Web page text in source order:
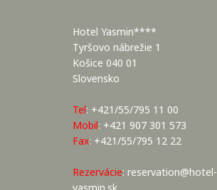
Hotel Yasmin****
Tyršovo nábrežie 1
Košice 040 01
Slovensko
Tel: +421/55/795 11 00
Mobil: +421 907 301 573
Fax: +421/55/795 12 22
Rezervácie: reservation@hotel-